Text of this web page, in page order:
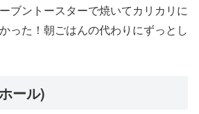
ブントースターで焼いてカリカリに
った！朝ごはんの代わりにずっとし
ール)